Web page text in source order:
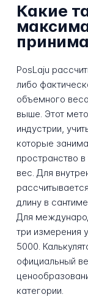
Какие
PosLaju
либо
объемного
выше. Этот
индустрии,
которые
пространство
вес. Для
длину в
Для
три измерения
5000.
официальный
категории.